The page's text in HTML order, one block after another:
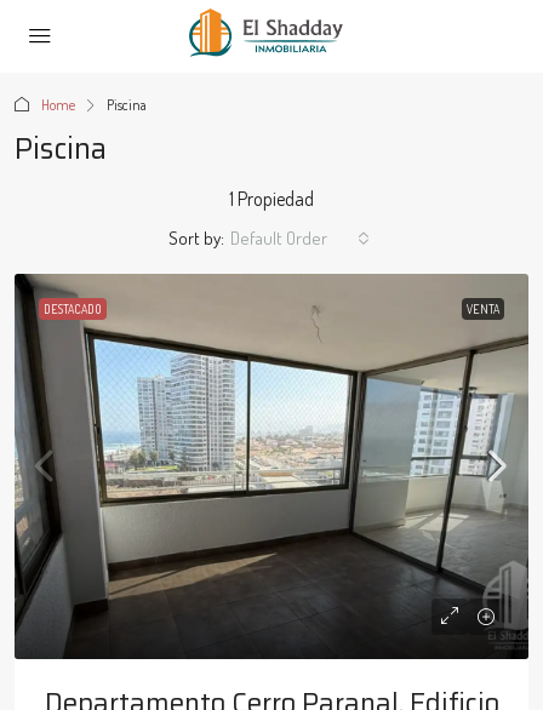
Home Piscina
Piscina
1 Propiedad
Sort by: Default Order
DESTACADO VENTA